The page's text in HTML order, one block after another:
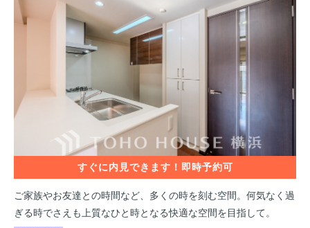
ご家族やお友達との時間など、多くの時を刻む空間。何気なく過
ぎる時でさえも上質なひと時となる快適な空間を目指して。